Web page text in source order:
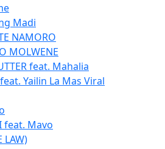
Madi
NAMORO
MOLWENE
feat. Mahalia
feat. Yailin La Mas Viral
feat. Mavo
LAW)